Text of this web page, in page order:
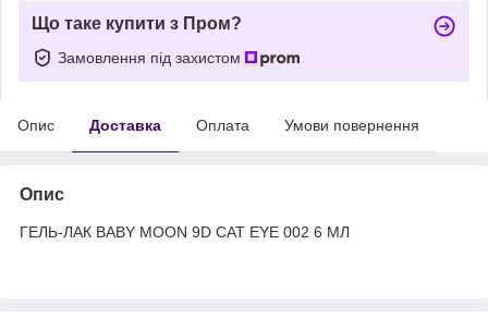
Що таке купити з Пром?
Замовлення під захистом
Опис Доставка Оплата Умови повернення
Опис
ГЕЛЬ-ЛАК BABY MOON 9D CAT EYE 002 6 МЛ